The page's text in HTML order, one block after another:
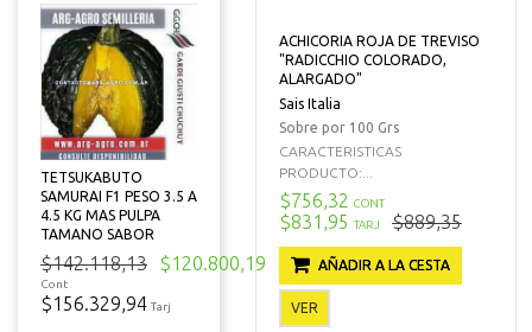
TETSUKABUTO
SAMURAI F1 PESO 3.5 A
4.5 KG MAS PULPA
TAMANO SABOR
$142.118,13 $120.800,19
Cont
$156.329,94 Tarj
ACHICORIA ROJA DE TREVISO
"RADICCHIO COLORADO,
ALARGADO"
Sais Italia
Sobre por 100 Grs
CARACTERISTICAS
PRODUCTO:...
$756,32 CONT
$831,95 TARJ $889,35
AÑADIR A LA CESTA
VER